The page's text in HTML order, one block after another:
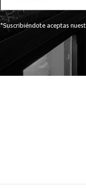
*Suscribiéndote aceptas